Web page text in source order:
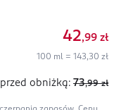
42,99 zł
100 ml = 143,30 zł
przed obniżką: 73,99 zł